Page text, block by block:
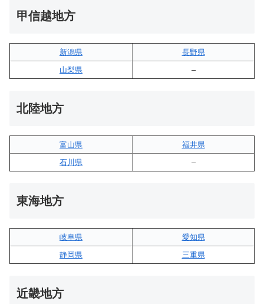
甲信越地方
新潟県
長野県
山梨県
–
北陸地方
富山県
福井県
石川県
–
東海地方
岐阜県
愛知県
静岡県
三重県
近畿地方